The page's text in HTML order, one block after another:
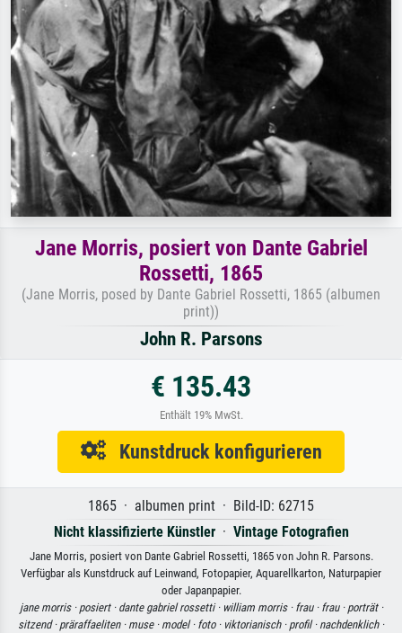
Jane Morris, posiert von Dante Gabriel
Rossetti, 1865
(Jane Morris, posed by Dante Gabriel Rossetti, 1865 (albumen
print))
John R. Parsons
€ 135.43
Enthält 19% MwSt.
Kunstdruck konfigurieren
1865 · albumen print · Bild-ID: 62715
Nicht klassifizierte Künstler· Vintage Fotografien
Jane Morris, posiert von Dante Gabriel Rossetti, 1865 von John R. Parsons.
Verfügbar als Kunstdruck auf Leinwand, Fotopapier, Aquarellkarton, Naturpapier
oder Japanpapier.
jane morris · posiert · dante gabriel rossetti · william morris · frau · frau · porträt ·
sitzend · präraffaeliten · muse · model · foto · viktorianisch · profil · nachdenklich ·